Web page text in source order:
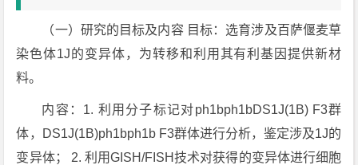
（一）研究的目标及内容 目标：选育涉及百萨偃麦草
染色体1J的变异体，为转移和利用其有利基因提供新材
料。
内容：1. 利用分子标记对ph1bph1bDS1J(1B) F3群
体，DS1J(1B)ph1bph1b F3群体进行分析，鉴定涉及1J的
变异体； 2. 利用GISH/FISH技术对获得的变异体进行细胞